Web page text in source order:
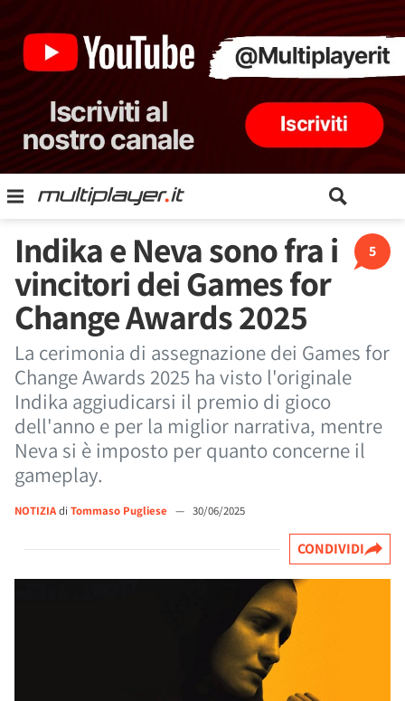
5
Indika e Neva sono fra i
vincitori dei Games for
Change Awards 2025
La cerimonia di assegnazione dei Games for
Change Awards 2025 ha visto l'originale
Indika aggiudicarsi il premio di gioco
dell'anno e per la miglior narrativa, mentre
Neva si è imposto per quanto concerne il
gameplay.
NOTIZIAdi Tommaso Pugliese — 30/06/2025
CONDIVIDI